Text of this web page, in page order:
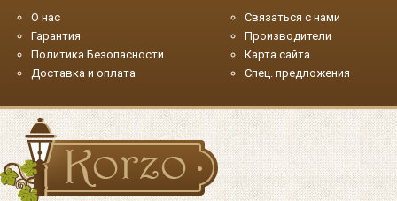
О нас
Гарантия
Политика Безопасности
Доставка и оплата
Связаться с нами
Производители
Карта сайта
Спец. предложения